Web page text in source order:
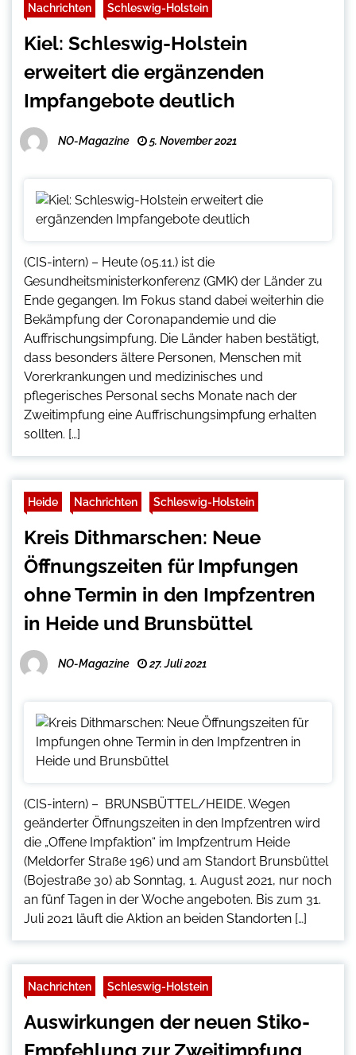
Nachrichten Schleswig-Holstein
Kiel: Schleswig-Holstein
erweitert die ergänzenden
Impfangebote deutlich
NO-Magazine 5. November 2021
(CIS-intern) – Heute (05.11.) ist die
Gesundheitsministerkonferenz (GMK) der Länder zu
Ende gegangen. Im Fokus stand dabei weiterhin die
Bekämpfung der Coronapandemie und die
Auffrischungsimpfung. Die Länder haben bestätigt,
dass besonders ältere Personen, Menschen mit
Vorerkrankungen und medizinisches und
pflegerisches Personal sechs Monate nach der
Zweitimpfung eine Auffrischungsimpfung erhalten
sollten. […]
Heide Nachrichten Schleswig-Holstein
Kreis Dithmarschen: Neue
Öffnungszeiten für Impfungen
ohne Termin in den Impfzentren
in Heide und Brunsbüttel
NO-Magazine 27. Juli 2021
(CIS-intern) – BRUNSBÜTTEL/HEIDE. Wegen
geänderter Öffnungszeiten in den Impfzentren wird
die „Offene Impfaktion“ im Impfzentrum Heide
(Meldorfer Straße 196) und am Standort Brunsbüttel
(Bojestraße 30) ab Sonntag, 1. August 2021, nur noch
an fünf Tagen in der Woche angeboten. Bis zum 31.
Juli 2021 läuft die Aktion an beiden Standorten […]
Nachrichten Schleswig-Holstein
Auswirkungen der neuen Stiko-